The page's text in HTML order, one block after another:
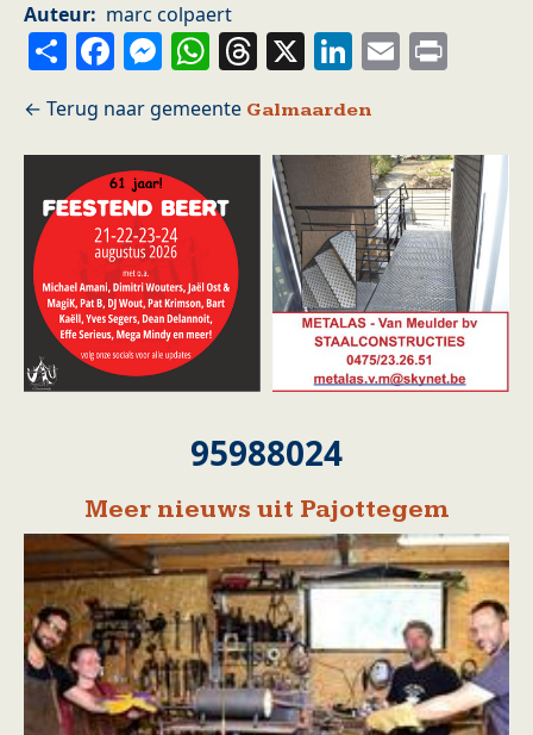
Auteur marc colpaert
ShareFacebook
Messenger
WhatsApp
Threads
X LinkedIn
Email
Galmaarden
95988024
Meer nieuws uit Pajottegem